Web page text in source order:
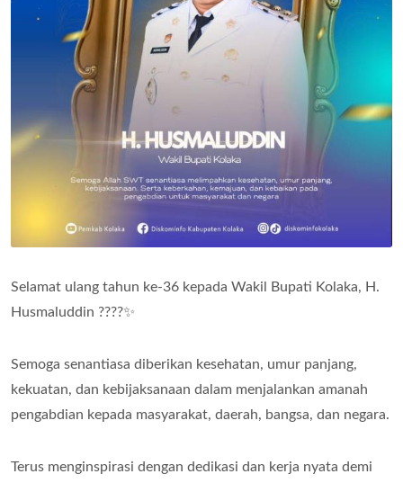
Selamat ulang tahun ke-36 kepada Wakil Bupati Kolaka, H.
Husmaluddin ????✨
Semoga senantiasa diberikan kesehatan, umur panjang,
kekuatan, dan kebijaksanaan dalam menjalankan amanah
pengabdian kepada masyarakat, daerah, bangsa, dan negara.
Terus menginspirasi dengan dedikasi dan kerja nyata demi